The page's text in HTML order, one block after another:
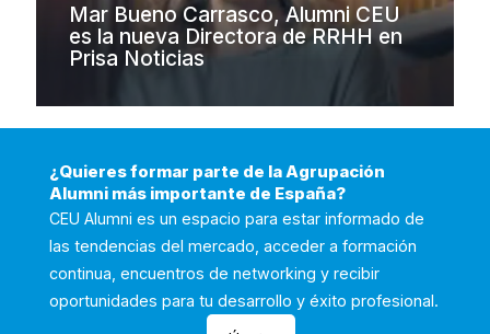
Mar Bueno Carrasco, Alumni CEU
es la nueva Directora de RRHH en
Prisa Noticias
¿Quieres formar parte de la Agrupación
Alumni más importante de España?
CEU Alumni es un espacio para estar informado de
las tendencias del mercado, acceder a formación
continua, encuentros de networking y recibir
oportunidades para tu desarrollo y éxito profesional.